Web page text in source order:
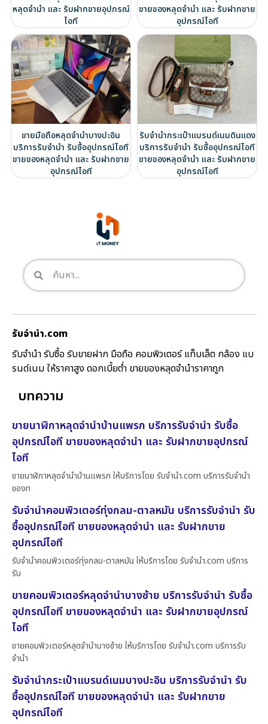
หลุดจำนำ และ รับฝากขายอุปกรณ์
ไอที
ขายของหลุดจำนำ และ รับฝากขาย
อุปกรณ์ไอที
ขายมือถือหลุดจำนำบางปะอิน
บริการรับจำนำ รับซื้ออุปกรณ์ไอที
ขายของหลุดจำนำ และ รับฝากขาย
อุปกรณ์ไอที
รับจำนำกระเป๋าแบรนด์เนมดินแดง
บริการรับจำนำ รับซื้ออุปกรณ์ไอที
ขายของหลุดจำนำ และ รับฝากขาย
อุปกรณ์ไอที
รับจํานํา.com
รับจำนำ รับซื้อ รับขายฝาก มือถือ คอมพิวเตอร์ แท็บเล็ต กล้อง แบ
รนด์เนม ให้ราคาสูง ดอกเบี้ยต่ำ ขายของหลุดจำนำราคาถูก
บทความ
ขายนาฬิกาหลุดจำนำบ้านแพรก บริการรับจำนำ รับซื้อ
อุปกรณ์ไอที ขายของหลุดจำนำ และ รับฝากขายอุปกรณ์
ไอที
ขายนาฬิกาหลุดจำนำบ้านแพรก ให้บริการโดย รับจํานํา.com บริการรับจำนำ
ของท
รับจำนำคอมพิวเตอร์ทุ่งกลม-ตาลหมัน บริการรับจำนำ รับ
ซื้ออุปกรณ์ไอที ขายของหลุดจำนำ และ รับฝากขาย
อุปกรณ์ไอที
รับจำนำคอมพิวเตอร์ทุ่งกลม-ตาลหมัน ให้บริการโดย รับจํานํา.com บริการ
รับ
ขายคอมพิวเตอร์หลุดจำนำบางซ้าย บริการรับจำนำ รับซื้อ
อุปกรณ์ไอที ขายของหลุดจำนำ และ รับฝากขายอุปกรณ์
ไอที
ขายคอมพิวเตอร์หลุดจำนำบางซ้าย ให้บริการโดย รับจํานํา.com บริการรับ
จำนำ
รับจำนำกระเป๋าแบรนด์เนมบางปะอิน บริการรับจำนำ รับ
ซื้ออุปกรณ์ไอที ขายของหลุดจำนำ และ รับฝากขาย
อุปกรณ์ไอที